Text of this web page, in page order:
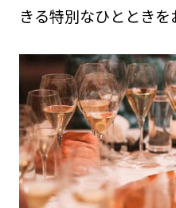
きる特別なひとときを